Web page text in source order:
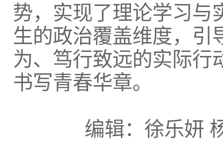
势，实现了理论学习与
生的政治覆盖维度，引
为、笃行致远的实际行
书写青春华章。
编辑：徐乐妍